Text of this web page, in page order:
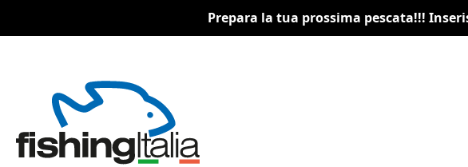
Prepara la tua prossima pescata!!!
navigazione
contenuto